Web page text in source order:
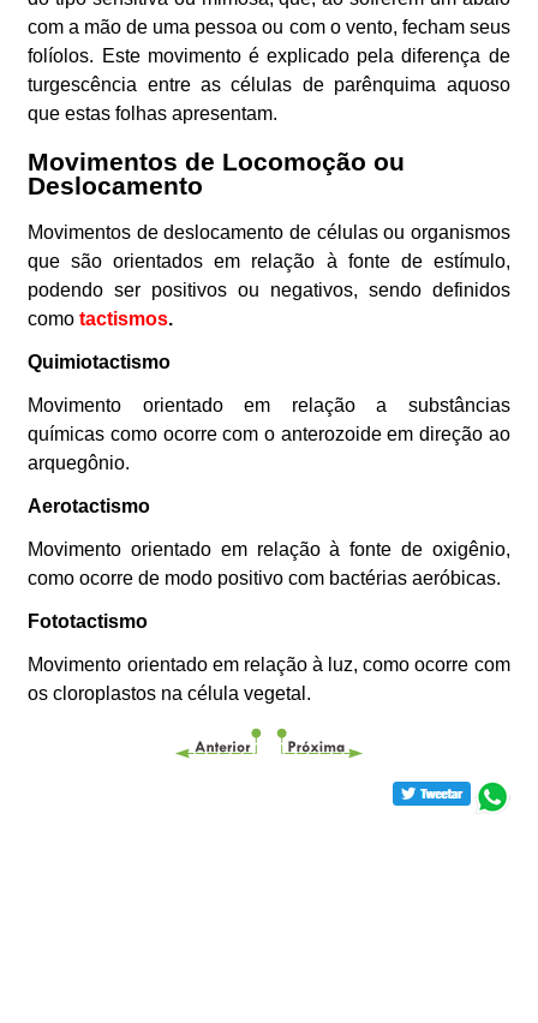
com a mão de uma pessoa ou com o vento, fecham seus
folíolos. Este movimento é explicado pela diferença de
turgescência entre as células de parênquima aquoso
que estas folhas apresentam.
Movimentos de Locomoção ou
Deslocamento
Movimentos de deslocamento de células ou organismos
que são orientados em relação à fonte de estímulo,
podendo ser positivos ou negativos, sendo definidos
comotactismos.
Quimiotactismo
Movimento orientado em relação a substâncias
químicas como ocorre com o anterozoide em direção ao
arquegônio.
Aerotactismo
Movimento orientado em relação à fonte de oxigênio,
como ocorre de modo positivo com bactérias aeróbicas.
Fototactismo
Movimento orientado em relação à luz, como ocorre com
os cloroplastos na célula vegetal.